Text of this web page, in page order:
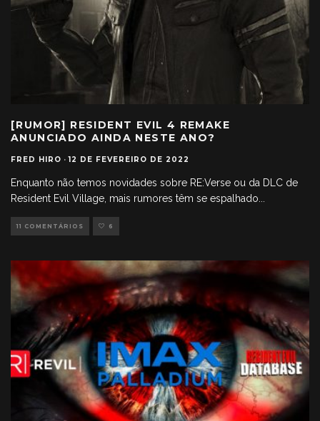
[RUMOR] RESIDENT EVIL 4 REMAKE
ANUNCIADO AINDA NESTE ANO?
FRED HIRO · 12 DE FEVEREIRO DE 2022
Enquanto não temos novidades sobre RE:Verse ou da DLC de
Resident Evil Village, mais rumores têm se espalhado...
11 COMENTÁRIOS 6